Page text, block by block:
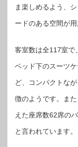
ま楽しめるよう、
ードのある空間が
客室数は全117室で
ベッド下のスーツ
ど、コンパクトな
徴のようです。ま
えた座席数62席の
と言われています。